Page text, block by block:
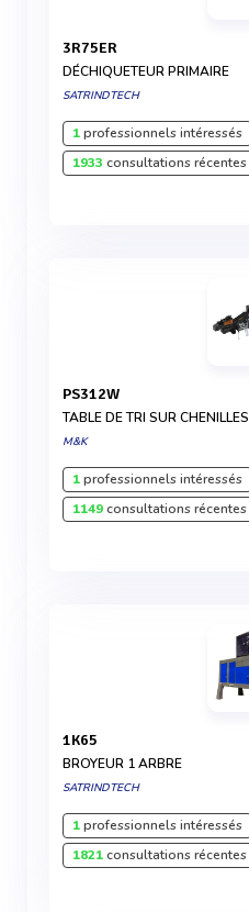
3R75ER
DÉCHIQUETEUR PRIMAIRE
SATRINDTECH
1professionnels intéressés
1933 consultations récentes
PS312W
TABLE DE TRI SUR CHENILLES
M&K
1professionnels intéressés
1149consultations récentes
1K65
BROYEUR 1 ARBRE
SATRINDTECH
1professionnels intéressés
1821consultations récentes